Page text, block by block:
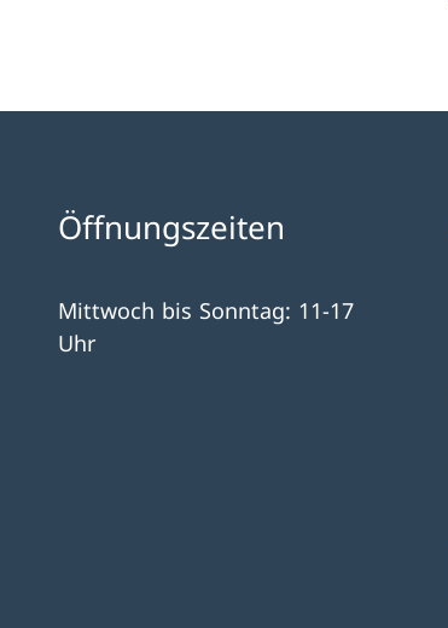
Öffnungszeiten
Mittwoch bis Sonntag: 11-17
Uhr